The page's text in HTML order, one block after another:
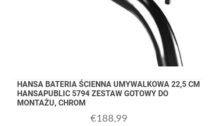
HANSA BATERIA ŚCIENNA UMYWALKOWA 22,5 CM
HANSAPUBLIC 5794 ZESTAW GOTOWY DO
MONTAŻU, CHROM
€188,99